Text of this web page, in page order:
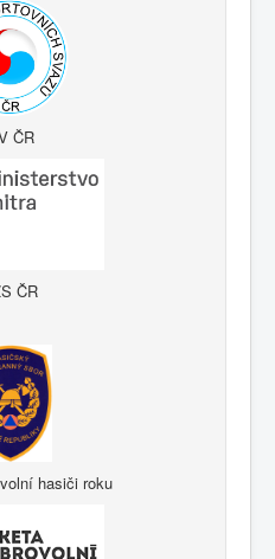
ČR
ČR
hasiči roku